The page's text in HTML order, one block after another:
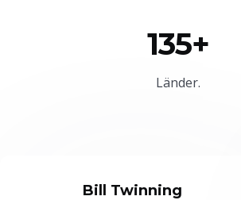
135+
Länder.
Bill Twinning